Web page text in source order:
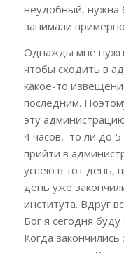
неудобный, нужна
занимали
Однажды мне
чтобы сходить в
какое-то
последним.
эту
4 часов, то ли до
прийти в
успею в тот день,
день уже
института. Вдруг
Бог я сегодня
Когда